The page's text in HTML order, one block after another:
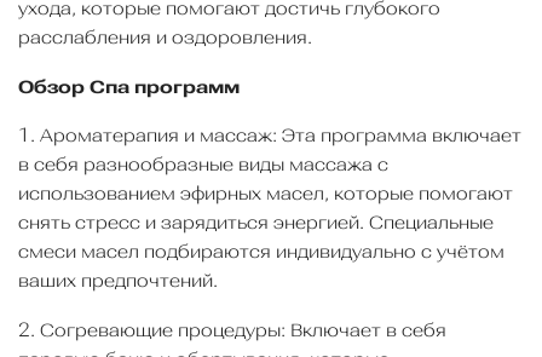
ухода, которые помогают достичь глубокого
расслабления и оздоровления.
Обзор Cпа программ
1. Ароматерапия и массаж: Эта программа включает
в себя разнообразные виды массажа с
использованием эфирных масел, которые помогают
снять стресс и зарядиться энергией. Специальные
смеси масел подбираются индивидуально с учётом
ваших предпочтений.
2. Согревающие процедуры: Включает в себя